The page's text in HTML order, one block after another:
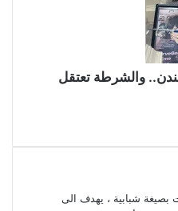
والشرطة تعتقل
بصيغة شبابية ، يهدف الى